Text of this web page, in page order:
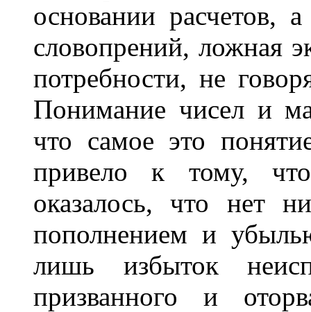
основании расчетов,
словопрений, ложная
потребности, не
Понимание чисел и
что самое это
привело к тому,
оказалось, что нет
пополнением и
лишь избыток
призванного и